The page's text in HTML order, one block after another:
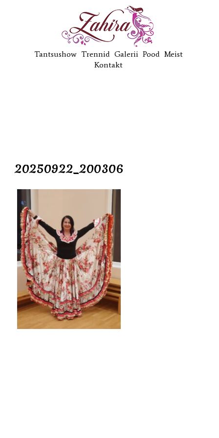
Tantsushow Trennid Galerii Pood Meist
Kontakt
20250922_200306